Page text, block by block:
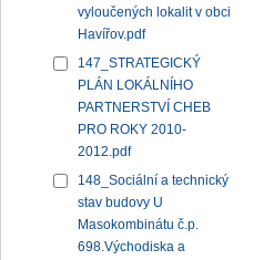
vyloučených lokalit v obci
Havířov.pdf
147_STRATEGICKÝ
PLÁN LOKÁLNÍHO
PARTNERSTVÍ CHEB
PRO ROKY 2010-
2012.pdf
148_Sociální a technický
stav budovy U
Masokombinátu č.p.
698.Východiska a